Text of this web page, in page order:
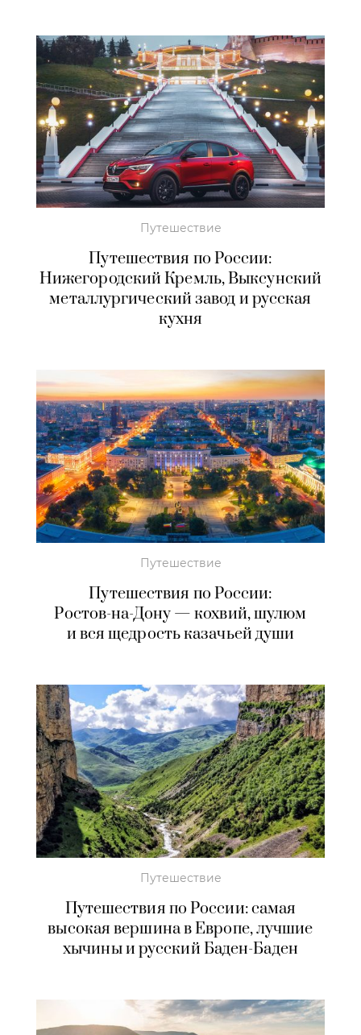
Путешествие
Путешествия по России:
Нижегородский Кремль, Выксунский
металлургический завод и русская
кухня
Путешествие
Путешествия по России:
Ростов-на-Дону— кохвий, шулюм
и вся щедрость казачьей души
Путешествие
Путешествия по России: самая
высокая вершина в Европе, лучшие
хычины и русский Баден-Баден